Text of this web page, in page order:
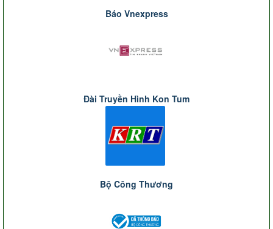
Báo Vnexpress
Đài Truyền Hình Kon Tum
Bộ Công Thương